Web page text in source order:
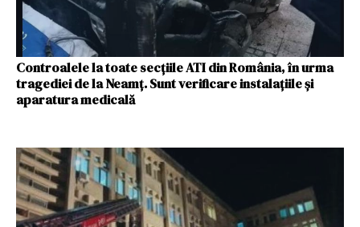
Controalele la toate secţiile ATI din România, în urma
tragediei de la Neamţ. Sunt verificare instalaţiile şi
aparatura medicală